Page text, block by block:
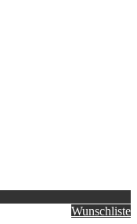
Wunschliste